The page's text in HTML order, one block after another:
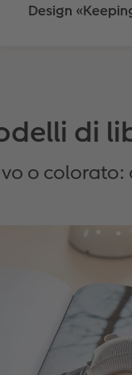
Design
di
o